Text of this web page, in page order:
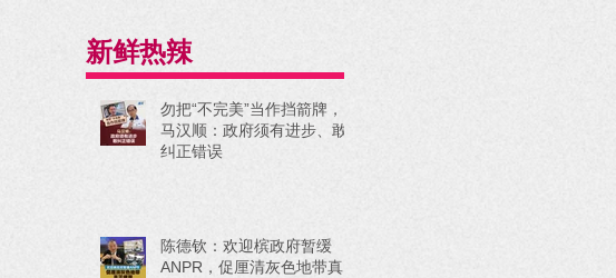
新鲜热辣
勿把“不完美”当作挡箭牌，
马汉顺：政府须有进步、敢
纠正错误
陈德钦：欢迎槟政府暂缓
ANPR，促厘清灰色地带真